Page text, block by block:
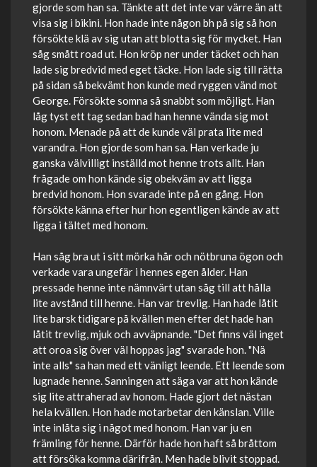
gjorde som han sa. Tänkte att det inte var värre än att
visa sig i bikini. Hon hade inte någon bh på sig så hon
försökte klä av sig utan att blotta sig för mycket. Han
såg smått road ut. Hon kröp ner under täcket och han
lade sig bredvid med eget täcke. Hon lade sig till rätta
på sidan så bekvämt hon kunde med ryggen vänd mot
George. Försökte somna så snabbt som möjligt. Han
låg tyst ett tag sedan bad han henne vända sig mot
honom. Menade på att de kunde väl prata lite med
varandra. Hon gjorde som han sa. Han verkade ju
ganska välvilligt inställd mot henne trots allt. Han
frågade om hon kände sig obekväm av att ligga
bredvid honom. Hon svarade inte på en gång. Hon
försökte känna efter hur hon egentligen kände av att
ligga i tältet med honom.
Han såg bra ut i sitt mörka hår och nötbruna ögon och
verkade vara ungefär i hennes egen ålder. Han
pressade henne inte nämnvärt utan såg till att hålla
lite avstånd till henne. Han var trevlig. Han hade låtit
lite barsk tidigare på kvällen men efter det hade han
låtit trevlig, mjuk och avväpnande. "Det finns väl inget
att oroa sig över väl hoppas jag" svarade hon. "Nä
inte alls" sa han med ett vänligt leende. Ett leende som
lugnade henne. Sanningen att säga var att hon kände
sig lite attraherad av honom. Hade gjort det nästan
hela kvällen. Hon hade motarbetar den känslan. Ville
inte inlåta sig i något med honom. Han var ju en
främling för henne. Därför hade hon haft så bråttom
att försöka komma därifrån. Men hade blivit stoppad.